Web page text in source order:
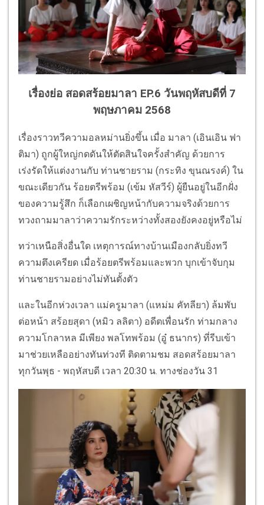
เรื่องย่อ สอดสร้อยมาลา EP.6 วันพฤหัสบดีที่ 7
พฤษภาคม 2568
เรื่องราวทวีความอลหม่านยิ่งขึ้น เมื่อ มาลา (เอินเอิน ฟา
ติมา) ถูกผู้ใหญ่กดดันให้ตัดสินใจครั้งสำคัญ ด้วยการ
เร่งรัดให้แต่งงานกับ ท่านชายราม (กระทิง ขุนณรงค์) ใน
ขณะเดียวกัน ร้อยตรีพร้อม (เข้ม หัสวีร์) ผู้ยืนอยู่ในอีกฝั่ง
ของความรู้สึก ก็เลือกเผชิญหน้ากับความจริงด้วยการ
ทวงถามมาลาว่าความรักระหว่างทั้งสองยังคงอยู่หรือไม่
ทว่าเหนือสิ่งอื่นใด เหตุการณ์ทางบ้านเมืองกลับยิ่งทวี
ความตึงเครียด เมื่อร้อยตรีพร้อมและพวก บุกเข้าจับกุม
ท่านชายรามอย่างไม่ทันตั้งตัว
และในอีกห่วงเวลา แม่ครูมาลา (แหม่ม คัทลียา) ล้มพับ
ต่อหน้า สร้อยสุดา (หมิว ลลิตา) อดีตเพื่อนรัก ท่ามกลาง
ความโกลาหล มีเพียง พลโทพร้อม (อู๋ ธนากร) ที่รีบเข้า
มาช่วยเหลืออย่างทันท่วงที ติดตามชม สอดสร้อยมาลา
ทุกวันพุธ - พฤหัสบดี เวลา 20:30 น. ทางช่องวัน 31